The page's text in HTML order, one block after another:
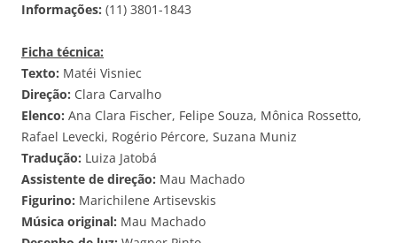
Informações: (11) 3801-1843
Ficha técnica:
Texto: Matéi Visniec
Direção: Clara Carvalho
Elenco: Ana Clara Fischer, Felipe Souza, Mônica Rossetto,
Rafael Levecki, Rogério Pércore, Suzana Muniz
Tradução: Luiza Jatobá
Assistente de direção: Mau Machado
Figurino: Marichilene Artisevskis
Música original: Mau Machado